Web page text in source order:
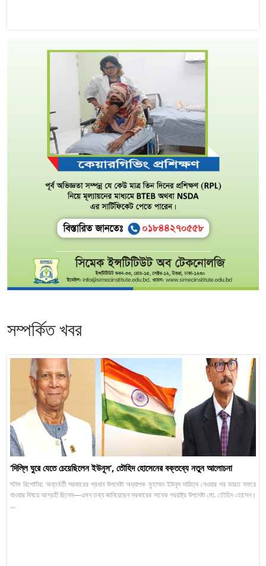
সম্পর্কিত খবর
‘দিল্লি ঘুরে যেতে চেয়েছিলেন ইউনূস’, তৌহিদ হোসেনের বক্তব্যে নতুন আলোচনা
স্টাফ রিপোর্টার: অন্তর্বর্তী সরকারের প্রধান উপদেষ্টা অধ্যাপক মুহাম্মদ ইউনূস দায়িত্ব নেওয়ার পর ভারত সফরে
যাওয়ার বিষয়ে আগ্রহী ছিলেন—এমন তথ্য জানিয়েছেন সরকারের সাবেক পররাষ্ট্র উপদেষ্টা মো. তৌহিদ হোসেন।
...